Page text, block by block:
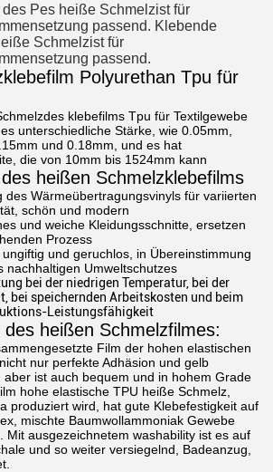
Pes heiße Schmelzist für
passend. Klebende
Schmelzist für
passend.
Polyurethan Tpu für
klebefilms Tpu für Textilgewebe
unterschiedliche Stärke, wie 0.05mm,
und 0.18mm, und es hat
die von 10mm bis 1524mm kann
heißen Schmelzklebefilms
des Wärmeübertragungsvinyls für variierten
schön und modern
und weiche Kleidungsschnitte, ersetzen
Prozess
und geruchlos, in Übereinstimmung
nachhaltigen Umweltschutzes
bei der niedrigen Temperatur, bei der
bei speichernden Arbeitskosten und beim
Leistungsfähigkeit
heißen Schmelzfilmes:
Film der hohen elastischen
nur perfekte Adhäsion und gelb
aber ist auch bequem und in hohem Grade
hohe elastische TPU heiße Schmelz,
produziert wird, hat gute Klebefestigkeit auf
mischte Baumwollammoniak Gewebe
Mit ausgezeichnetem washability ist es auf
und so weiter versiegelnd, Badeanzug,